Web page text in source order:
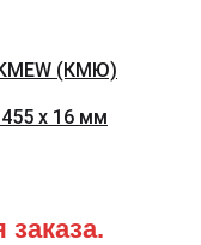
(КМЮ)
x 16 мм